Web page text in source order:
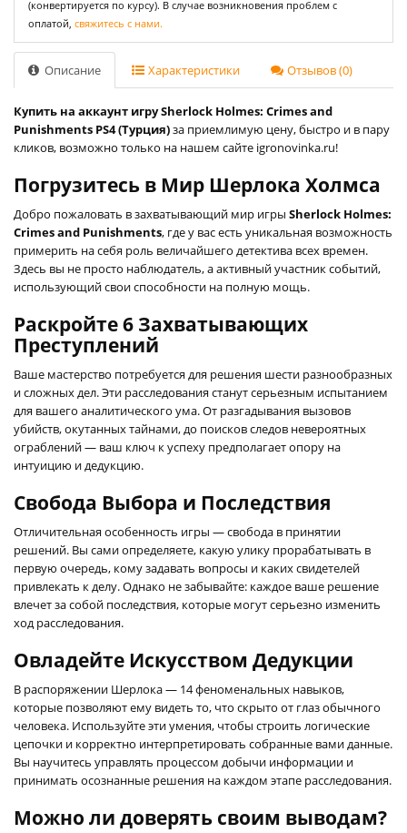
(конвертируется по курсу). В случае возникновения проблем с
оплатой, свяжитесь с нами.
Описание Характеристики Отзывов (0)
Купить на аккаунт игру Sherlock Holmes: Crimes and
Punishments PS4 (Турция)за приемлимую цену, быстро и в пару
кликов, возможно только на нашем сайте igronovinka.ru!
Погрузитесь в Мир Шерлока Холмса
Добро пожаловать в захватывающий мир игры Sherlock Holmes:
Crimes and Punishments, где у вас есть уникальная возможность
примерить на себя роль величайшего детектива всех времен.
Здесь вы не просто наблюдатель, а активный участник событий,
использующий свои способности на полную мощь.
Раскройте 6 Захватывающих
Преступлений
Ваше мастерство потребуется для решения шести разнообразных
и сложных дел. Эти расследования станут серьезным испытанием
для вашего аналитического ума. От разгадывания вызовов
убийств, окутанных тайнами, до поисков следов невероятных
ограблений — ваш ключ к успеху предполагает опору на
интуицию и дедукцию.
Свобода Выбора и Последствия
Отличительная особенность игры — свобода в принятии
решений. Вы сами определяете, какую улику прорабатывать в
первую очередь, кому задавать вопросы и каких свидетелей
привлекать к делу. Однако не забывайте: каждое ваше решение
влечет за собой последствия, которые могут серьезно изменить
ход расследования.
Овладейте Искусством Дедукции
В распоряжении Шерлока — 14 феноменальных навыков,
которые позволяют ему видеть то, что скрыто от глаз обычного
человека. Используйте эти умения, чтобы строить логические
цепочки и корректно интерпретировать собранные вами данные.
Вы научитесь управлять процессом добычи информации и
принимать осознанные решения на каждом этапе расследования.
Можно ли доверять своим выводам?